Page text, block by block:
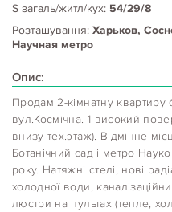
S загаль/житл/кух: 54/29/8
Розташування: Харьков,
Научная метро
Опис:
Продам 2-кімнатну
вул.Космічна. 1 високий
внизу тех.этаж). Відмінне
Ботанічний сад і метро
року. Натяжні стелі, нові
холодної води,
люстри на пультах (тепле,